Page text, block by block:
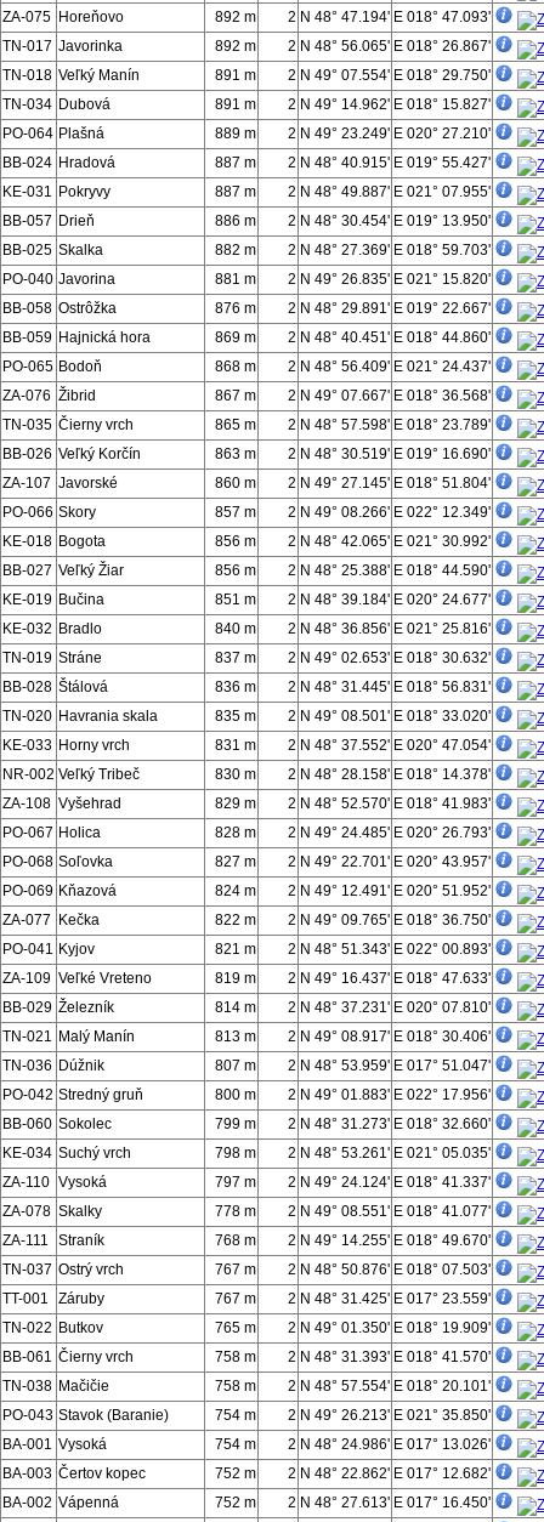
ZA-075 Horeňovo 892 m 2 N 48° 47.194' E 018° 47.093'
TN-017 Javorinka 892 m 2 N 48° 56.065' E 018° 26.867'
TN-018 Veľký Manín 891 m 2 N 49° 07.554' E 018° 29.750'
TN-034 Dubová 891 m 2 N 49° 14.962' E 018° 15.827'
PO-064 Plašná 889 m 2 N 49° 23.249' E 020° 27.210'
BB-024 Hradová 887 m 2 N 48° 40.915' E 019° 55.427'
KE-031 Pokryvy 887 m 2 N 48° 49.887' E 021° 07.955'
BB-057 Drieň 886 m 2 N 48° 30.454' E 019° 13.950'
BB-025 Skalka 882 m 2 N 48° 27.369' E 018° 59.703'
PO-040 Javorina 881 m 2 N 49° 26.835' E 021° 15.820'
BB-058 Ostrôžka 876 m 2 N 48° 29.891' E 019° 22.667'
BB-059 Hajnická hora 869 m 2 N 48° 40.451' E 018° 44.860'
PO-065 Bodoň 868 m 2 N 48° 56.409' E 021° 24.437'
ZA-076 Žibrid 867 m 2 N 49° 07.667' E 018° 36.568'
TN-035 Čierny vrch 865 m 2 N 48° 57.598' E 018° 23.789'
BB-026 Veľký Korčín 863 m 2 N 48° 30.519' E 019° 16.690'
ZA-107 Javorské 860 m 2 N 49° 27.145' E 018° 51.804'
PO-066 Skory 857 m 2 N 49° 08.266' E 022° 12.349'
KE-018 Bogota 856 m 2 N 48° 42.065' E 021° 30.992'
BB-027 Veľký Žiar 856 m 2 N 48° 25.388' E 018° 44.590'
KE-019 Bučina 851 m 2 N 48° 39.184' E 020° 24.677'
KE-032 Bradlo 840 m 2 N 48° 36.856' E 021° 25.816'
TN-019 Stráne 837 m 2 N 49° 02.653' E 018° 30.632'
BB-028 Štálová 836 m 2 N 48° 31.445' E 018° 56.831'
TN-020 Havrania skala 835 m 2 N 49° 08.501' E 018° 33.020'
KE-033 Horny vrch 831 m 2 N 48° 37.552' E 020° 47.054'
NR-002 Veľký Tribeč 830 m 2 N 48° 28.158' E 018° 14.378'
ZA-108 Vyšehrad 829 m 2 N 48° 52.570' E 018° 41.983'
PO-067 Holica 828 m 2 N 49° 24.485' E 020° 26.793'
PO-068 Soľovka 827 m 2 N 49° 22.701' E 020° 43.957'
PO-069 Kňazová 824 m 2 N 49° 12.491' E 020° 51.952'
ZA-077
Kečka 822 m 2 N 49° 09.765' E 018° 36.750'
PO-041 Kyjov 821 m 2 N 48° 51.343' E 022° 00.893'
ZA-109 Veľké Vreteno 819 m 2 N 49° 16.437' E 018° 47.633'
BB-029 Železník 814 m 2 N 48° 37.231' E 020° 07.810'
TN-021 Malý Manín 813 m 2 N 49° 08.917' E 018° 30.406'
TN-036 Dúžnik 807 m 2 N 48° 53.959' E 017° 51.047'
PO-042 Stredný gruň 800 m 2 N 49° 01.883' E 022° 17.956'
BB-060 Sokolec 799 m 2 N 48° 31.273' E 018° 32.660'
KE-034 Suchý vrch 798 m 2 N 48° 53.261' E 021° 05.035'
ZA-110 Vysoká 797 m 2 N 49° 24.124' E 018° 41.337'
ZA-078 Skalky 778 m 2 N 49° 08.551' E 018° 41.077'
ZA-111
Straník 768 m 2 N 49° 14.255' E 018° 49.670'
TN-037 Ostrý vrch 767 m 2 N 48° 50.876' E 018° 07.503'
TT-001
Záruby 767 m 2 N 48° 31.425' E 017° 23.559'
TN-022 Butkov 765 m 2 N 49° 01.350' E 018° 19.909'
BB-061 Čierny vrch 758 m 2 N 48° 31.393' E 018° 41.570'
TN-038 Mačičie 758 m 2 N 48° 57.554' E 018° 20.101'
PO-043 Stavok (Baranie) 754 m 2 N 49° 26.213' E 021° 35.850'
BA-001 Vysoká 754 m 2 N 48° 24.986' E 017° 13.026'
BA-003 Čertov kopec 752 m 2 N 48° 22.862' E 017° 12.682'
BA-002 Vápenná 752 m 2 N 48° 27.613' E 017° 16.450'